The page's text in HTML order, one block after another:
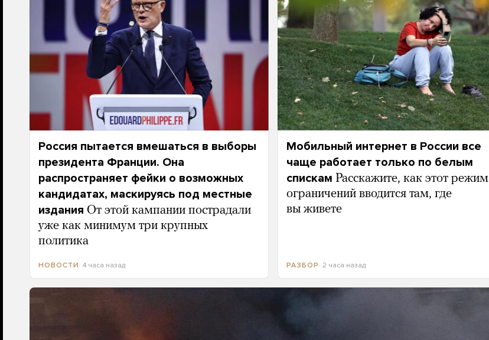
Россия пытается вмешаться в выборы
президента Франции. Она
распространяет фейки о возможных
кандидатах, маскируясь под местные
издания От этой кампании пострадали
уже как минимум три крупных
политика
НОВОСТИ 4 часа назад
Мобильный интернет в России все
чаще работает только по белым
спискам Расскажите, как этот режим
ограничений вводится там, где
вы живете
РАЗБОР 2 часа назад